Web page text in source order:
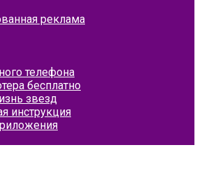
реклама
телефона
бесплатно
звезд
инструкция